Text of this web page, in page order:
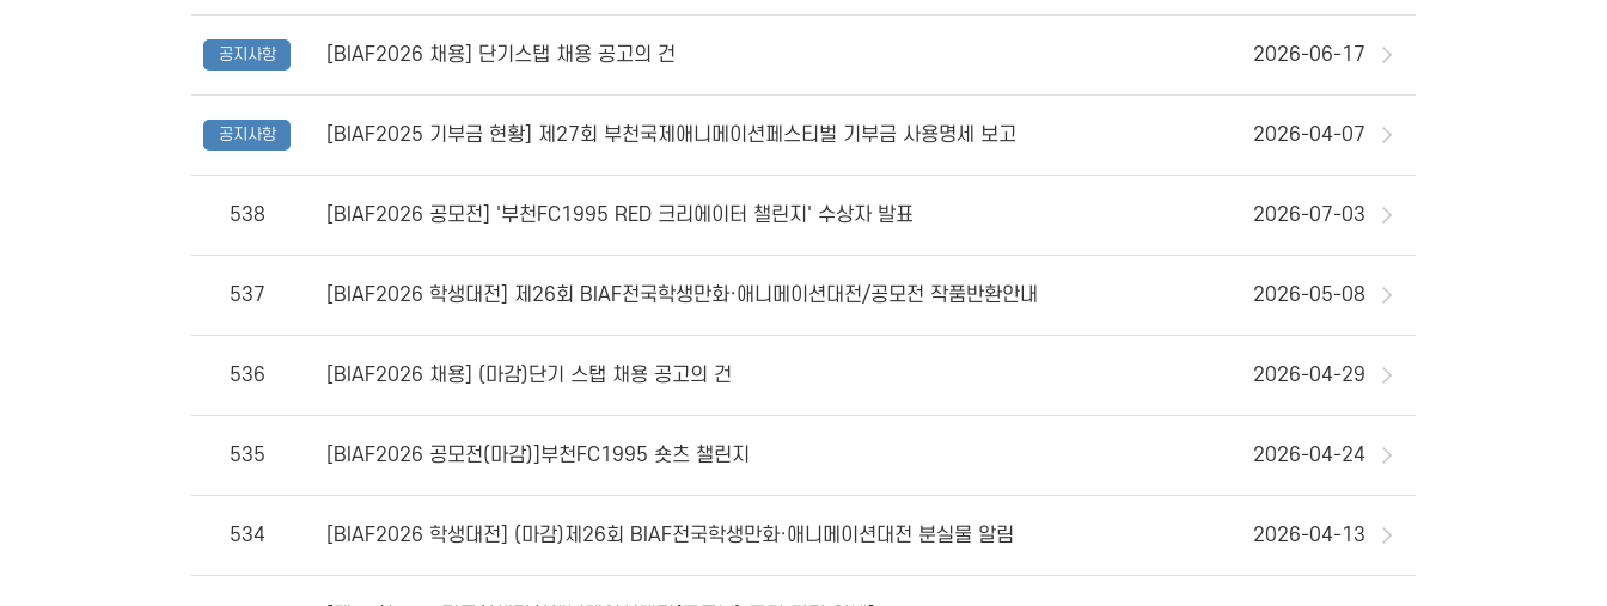
공지사항 [BIAF2026 채용] 단기스탭 채용 공고의 건 2026-06-17
공지사항 [BIAF2025 기부금 현황] 제27회 부천국제애니메이션페스티벌 기부금 사용명세 보고 2026-04-07
538 [BIAF2026 공모전] '부천FC1995 RED 크리에이터 챌린지' 수상자 발표 2026-07-03
537 [BIAF2026 학생대전] 제26회 BIAF전국학생만화·애니메이션대전/공모전 작품반환안내 2026-05-08
536 [BIAF2026 채용] (마감)단기 스탭 채용 공고의 건 2026-04-29
535 [BIAF2026 공모전(마감)]부천FC1995 숏츠 챌린지 2026-04-24
534 [BIAF2026 학생대전] (마감)제26회 BIAF전국학생만화·애니메이션대전 분실물 알림 2026-04-13